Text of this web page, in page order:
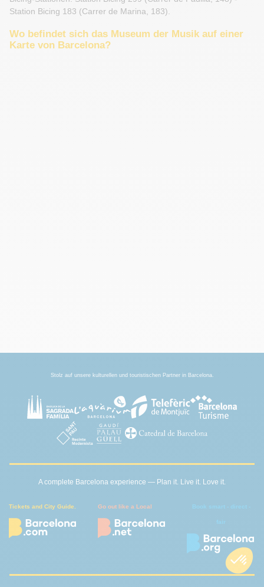
Station Bicing 183 (Carrer de Marina, 183).
Wo befindet sich das Museum der Musik auf einer
Karte von Barcelona?
Stolz auf unsere kulturellen und touristischen Partner in Barcelona.
A complete Barcelona experience — Plan it. Live it. Love it.
Tickets and City Guide. Go out like a Local Book smart - direct -
fair